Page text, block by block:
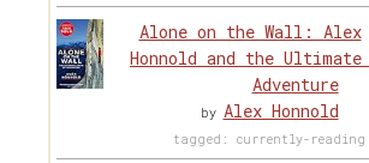
Alone on the Wall: Alex
Honnold and the
Adventure
by Alex Honnold
tagged: currently-reading